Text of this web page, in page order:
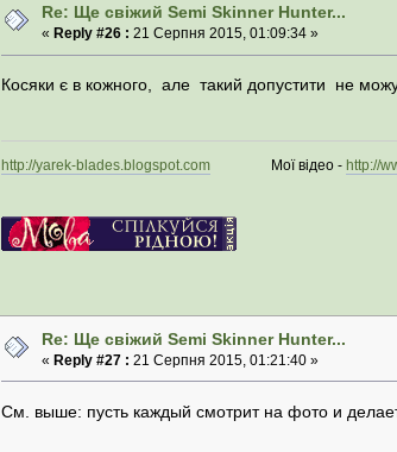
Re: Ще свіжий Semi Skinner Hunter...
« Reply #26 : 21 Серпня 2015, 01:09:34 »
Косяки є в кожного, але такий допустити не
http://yarek-blades.blogspot.com Мої відео - http://
Re: Ще свіжий Semi Skinner Hunter...
« Reply #27 : 21 Серпня 2015, 01:21:40 »
См. выше: пусть каждый смотрит на фото и